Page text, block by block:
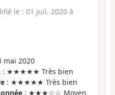
le : 01 juil. 2020 à
mai 2020
: ★★★★★ Très bien
: ★★★★★ Très bien
: ★★★☆☆ Moyen